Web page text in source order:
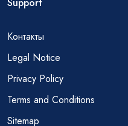
Контакты
Legal Notice
Privacy Policy
Terms and Conditions
Sitemap